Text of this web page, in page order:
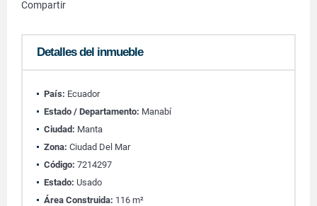
Compartir
Detalles del inmueble
País: Ecuador
Estado / Departamento: Manabí
Ciudad: Manta
Zona: Ciudad Del Mar
Código: 7214297
Estado: Usado
Área Construida: 116 m²